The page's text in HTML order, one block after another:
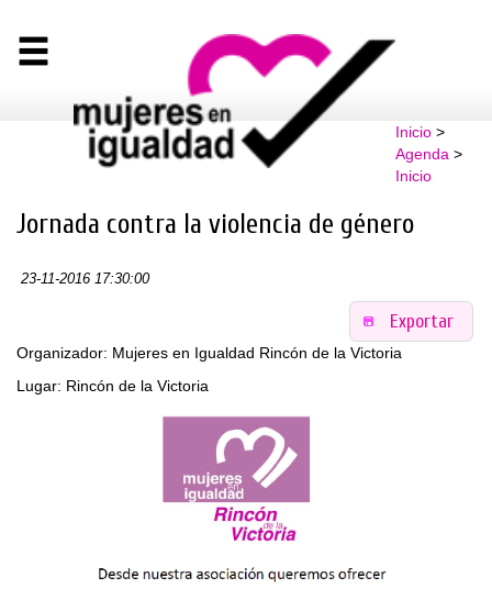
Inicio>
Agenda >
Inicio
Jornada contra la violencia de género
23-11-2016 17:30:00
Exportar
Organizador: Mujeres en Igualdad Rincón de la Victoria
Lugar: Rincón de la Victoria